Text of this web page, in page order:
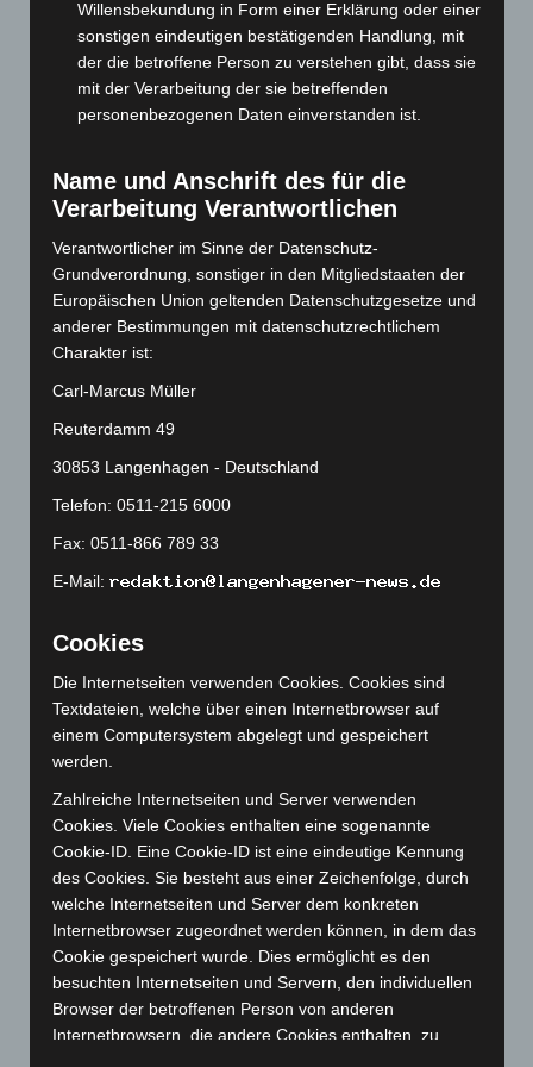
Juli 2024(89)
Juni 2024(107)
Mai 2024 (149)
April 2024(102)
Februar 2024(103)
Januar 2024(111)
Dezember 2023(130)
November 2023 (130)
Oktober 2023(114)
September 2023
August 2023(134)
Juli 2023(118)
Juni 2023(142)
Mai 2023 (139)
April 2023(155)
März 2023(174)
Januar 2023(140)
Dezember 2022(130)
November 2022(167)
Oktober 2022
September 2022(205)
August 2022(166)
Juli 2022 (133)
Juni 2022(167)
Mai 2022(177)
April 2022 (198)
März 2022(221)
Februar 2022(189)
Willensbekundung in Form einer Erklärung oder einer
sonstigen eindeutigen bestätigenden Handlung, mit
der die betroffene Person zu verstehen gibt, dass sie
mit der Verarbeitung der sie betreffenden
personenbezogenen Daten einverstanden ist.
Name und Anschrift des für die
Verarbeitung Verantwortlichen
Verantwortlicher im Sinne der Datenschutz-
Grundverordnung, sonstiger in den Mitgliedstaaten der
Europäischen Union geltenden Datenschutzgesetze und
anderer Bestimmungen mit datenschutzrechtlichem
Charakter ist:
Carl-Marcus Müller
Reuterdamm 49
30853 Langenhagen - Deutschland
Telefon: 0511-215 6000
Fax: 0511-866 789 33
E-Mail:
Cookies
Die Internetseiten verwenden Cookies. Cookies sind
Textdateien, welche über einen Internetbrowser auf
einem Computersystem abgelegt und gespeichert
werden.
Zahlreiche Internetseiten und Server verwenden
Cookies. Viele Cookies enthalten eine sogenannte
Cookie-ID. Eine Cookie-ID ist eine eindeutige Kennung
des Cookies. Sie besteht aus einer Zeichenfolge, durch
welche Internetseiten und Server dem konkreten
Internetbrowser zugeordnet werden können, in dem das
Cookie gespeichert wurde. Dies ermöglicht es den
besuchten Internetseiten und Servern, den individuellen
Browser der betroffenen Person von anderen
Internetbrowsern, die andere Cookies enthalten, zu